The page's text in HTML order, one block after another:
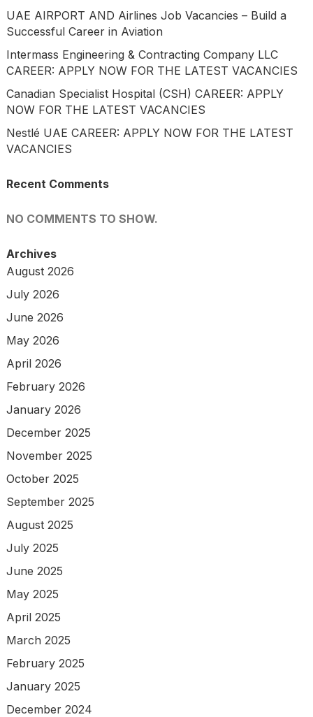
UAE AIRPORT AND Airlines Job Vacancies – Build a
Successful Career in Aviation
Intermass Engineering & Contracting Company LLC
CAREER: APPLY NOW FOR THE LATEST VACANCIES
Canadian Specialist Hospital (CSH) CAREER: APPLY
NOW FOR THE LATEST VACANCIES
Nestlé UAE CAREER: APPLY NOW FOR THE LATEST
VACANCIES
Recent Comments
NO COMMENTS TO SHOW.
Archives
August 2026
July 2026
June 2026
May 2026
April 2026
February 2026
January 2026
December 2025
November 2025
October 2025
September 2025
August 2025
July 2025
June 2025
May 2025
April 2025
March 2025
February 2025
January 2025
December 2024